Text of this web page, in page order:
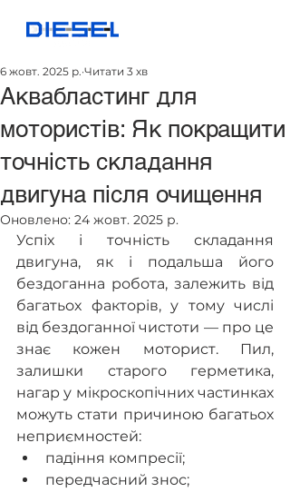
Аквабластинг для
мотористів: Як покращити
точність складання
двигуна після очищення
6 жовт. 2025 р. Читати 3 хв
Оновлено: 24 жовт. 2025 р.
Успіх і точність складання
двигуна, як і подальша його
бездоганна робота, залежить від
багатьох факторів, у тому числі
від бездоганної чистоти — про це
знає кожен моторист. Пил,
залишки старого герметика,
нагар у мікроскопічних частинках
можуть стати причиною багатьох
неприємностей:
падіння компресії;
передчасний знос;